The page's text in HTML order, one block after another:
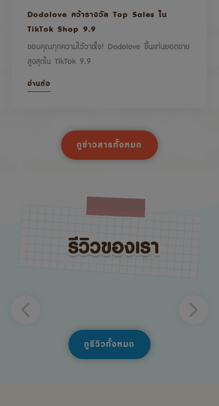
Dodolove คว้ารางวัล Top Sales ใน
TikTok Shop 9.9
ขอบคุณทุกความไว้วางใจ! Dodolove ขึ้นแท่นยอดขาย
สูงสุดใน TikTok 9.9
อ่านต่อ
ดูข่าวสารทั้งหมด
ดูรีวิวทั้งหมด